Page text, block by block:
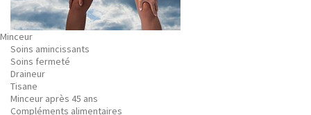
Minceur
Soins amincissants
Soins fermeté
Draineur
Tisane
Minceur après 45 ans
Compléments alimentaires